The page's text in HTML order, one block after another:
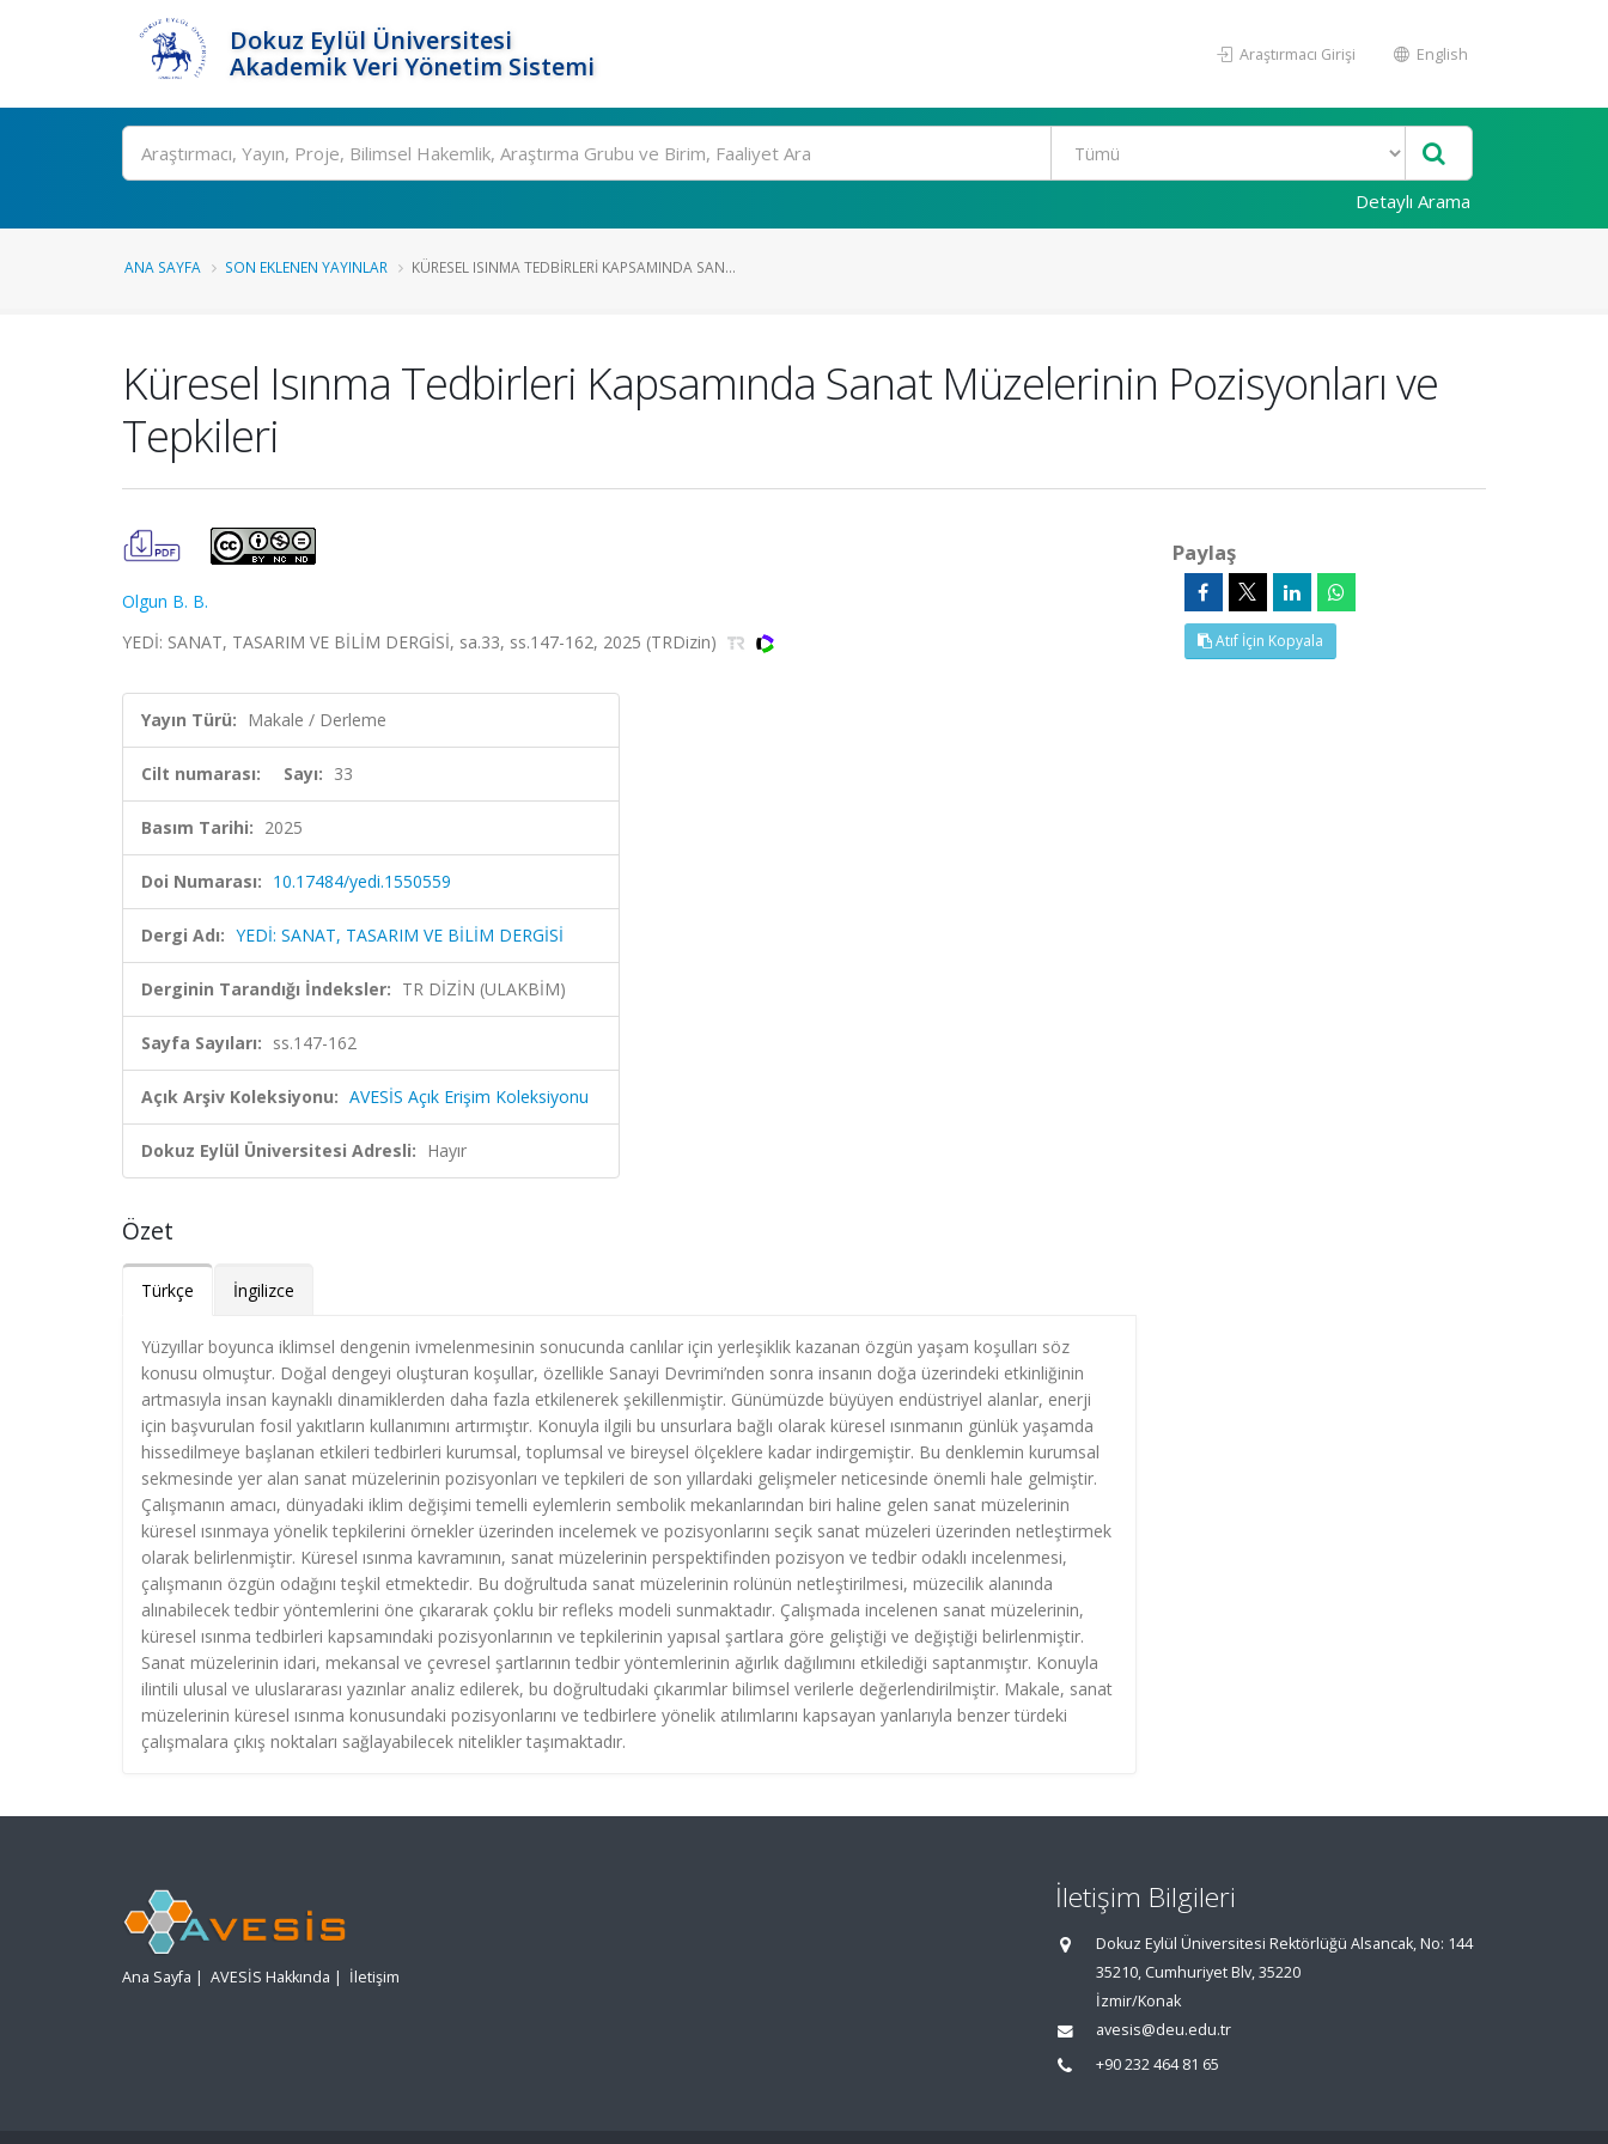
Dokuz Eylül Üniversitesi
Akademik Veri Yönetim Sistemi
Araştırmacı Girişi English
Ara
Detaylı Arama
ANA SAYFA SON EKLENEN YAYINLAR KÜRESEL ISINMA TEDBIRLERI KAPSAMINDA SAN...
Küresel Isınma Tedbirleri Kapsamında Sanat Müzelerinin Pozisyonları ve
Tepkileri
Olgun B. B.
YEDİ: SANAT, TASARIM VE BİLİM DERGİSİ, sa.33, ss.147-162, 2025 (TRDizin)
Yayın Türü: Makale / Derleme
Cilt numarası: Sayı: 33
Basım Tarihi: 2025
Doi Numarası: 10.17484/yedi.1550559
Dergi Adı: YEDİ: SANAT, TASARIM VE BİLİM DERGİSİ
Derginin Tarandığı İndeksler: TR DİZİN (ULAKBİM)
Sayfa Sayıları: ss.147-162
Açık Arşiv Koleksiyonu: AVESİS Açık Erişim Koleksiyonu
Dokuz Eylül Üniversitesi Adresli: Hayır
Özet
Türkçe İngilizce
Yüzyıllar boyunca iklimsel dengenin ivmelenmesinin sonucunda canlılar için yerleşiklik kazanan özgün yaşam koşulları söz
konusu olmuştur. Doğal dengeyi oluşturan koşullar, özellikle Sanayi Devrimi’nden sonra insanın doğa üzerindeki etkinliğinin
artmasıyla insan kaynaklı dinamiklerden daha fazla etkilenerek şekillenmiştir. Günümüzde büyüyen endüstriyel alanlar, enerji
için başvurulan fosil yakıtların kullanımını artırmıştır. Konuyla ilgili bu unsurlara bağlı olarak küresel ısınmanın günlük yaşamda
hissedilmeye başlanan etkileri tedbirleri kurumsal, toplumsal ve bireysel ölçeklere kadar indirgemiştir. Bu denklemin kurumsal
sekmesinde yer alan sanat müzelerinin pozisyonları ve tepkileri de son yıllardaki gelişmeler neticesinde önemli hale gelmiştir.
Çalışmanın amacı, dünyadaki iklim değişimi temelli eylemlerin sembolik mekanlarından biri haline gelen sanat müzelerinin
küresel ısınmaya yönelik tepkilerini örnekler üzerinden incelemek ve pozisyonlarını seçik sanat müzeleri üzerinden netleştirmek
olarak belirlenmiştir. Küresel ısınma kavramının, sanat müzelerinin perspektifinden pozisyon ve tedbir odaklı incelenmesi,
çalışmanın özgün odağını teşkil etmektedir. Bu doğrultuda sanat müzelerinin rolünün netleştirilmesi, müzecilik alanında
alınabilecek tedbir yöntemlerini öne çıkararak çoklu bir refleks modeli sunmaktadır. Çalışmada incelenen sanat müzelerinin,
küresel ısınma tedbirleri kapsamındaki pozisyonlarının ve tepkilerinin yapısal şartlara göre geliştiği ve değiştiği belirlenmiştir.
Sanat müzelerinin idari, mekansal ve çevresel şartlarının tedbir yöntemlerinin ağırlık dağılımını etkilediği saptanmıştır. Konuyla
ilintili ulusal ve uluslararası yazınlar analiz edilerek, bu doğrultudaki çıkarımlar bilimsel verilerle değerlendirilmiştir. Makale, sanat
müzelerinin küresel ısınma konusundaki pozisyonlarını ve tedbirlere yönelik atılımlarını kapsayan yanlarıyla benzer türdeki
çalışmalara çıkış noktaları sağlayabilecek nitelikler taşımaktadır.
Paylaş
Atıf İçin Kopyala
Ana Sayfa | AVESİS Hakkında | İletişim
İletişim Bilgileri
Dokuz Eylül Üniversitesi Rektörlüğü Alsancak, No: 144
35210, Cumhuriyet Blv, 35220
İzmir/Konak
avesis@deu.edu.tr
+90 232 464 81 65